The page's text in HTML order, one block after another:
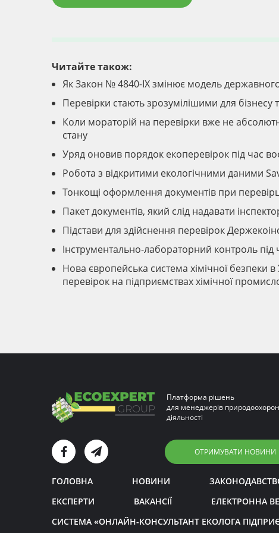
Читайте також:
Як Закон № 4840-IX змінює модель
Перевірки стають зрозумілішими для бізнесу
Коли мораторій на перевірки вже не
стану
Уряд оновив порядок екоперевірок під час
Робота з відкритими екологічними даними
Тонкощі оформлення документів при
Пакет документів, який слід надавати
Підстави для здійснення перевірок
Інструментально-лабораторний контроль
Нова європейська система хімічної безпеки в
перевірок на підприємствах хімічної
Платформа рішень
для менеджерів
діяльності
ОТРИМУВАТИ НОВИНИ
ГОЛОВНА НОВИНИ
ЕКСПЕРТИ
ВАКАНСІЇ ЕЛЕКТРОННА
СИСТЕМА «ОНЛАЙН-КОНСУЛЬТАНТ ЕКОЛОГА